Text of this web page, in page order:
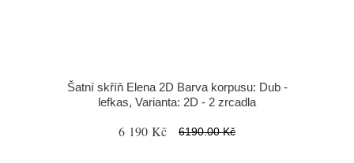
Šatní skříň Elena 2D Barva korpusu: Dub -
lefkas, Varianta: 2D - 2 zrcadla
6 190 Kč 6190.00 Kč